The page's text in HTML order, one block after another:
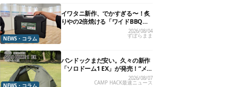
NEWS・コラム
イワタニ新作、でかすぎる〜！炙
りやの2倍焼ける「ワイドBBQグ
リル」で“豪快焼肉”できるよ【再
販開始】
2026/08/04
ずぼらまま
NEWS・コラム
バンドックまだ安い。久々の新作
「ソロドーム1 EX」が発売！“メ
ッシュインナー”だけでも使える
よ【防災も◎】
2026/08/07
CAMP HACK最速ニュース